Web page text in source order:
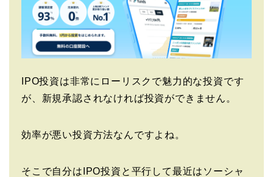
IPO投資は非常にローリスクで魅力的な投資です
が、新規承認されなければ投資ができません。
効率が悪い投資方法なんですよね。
そこで自分はIPO投資と平行して最近はソーシャ